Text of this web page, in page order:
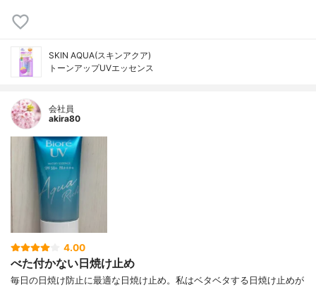
SKIN AQUA(スキンアクア)
トーンアップUVエッセンス
会社員
akira80
4.00
べた付かない日焼け止め
毎日の日焼け防止に最適な日焼け止め。私はベタベタする日焼け止めが